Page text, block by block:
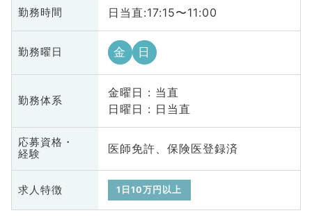
勤務時間 日当直:17:15〜11:00
勤務曜日 金 日
勤務体系
金曜日 : 当直
日曜日 : 日当直
応募資格・
経験
医師免許、保険医登録済
求人特徴 1日10万円以上